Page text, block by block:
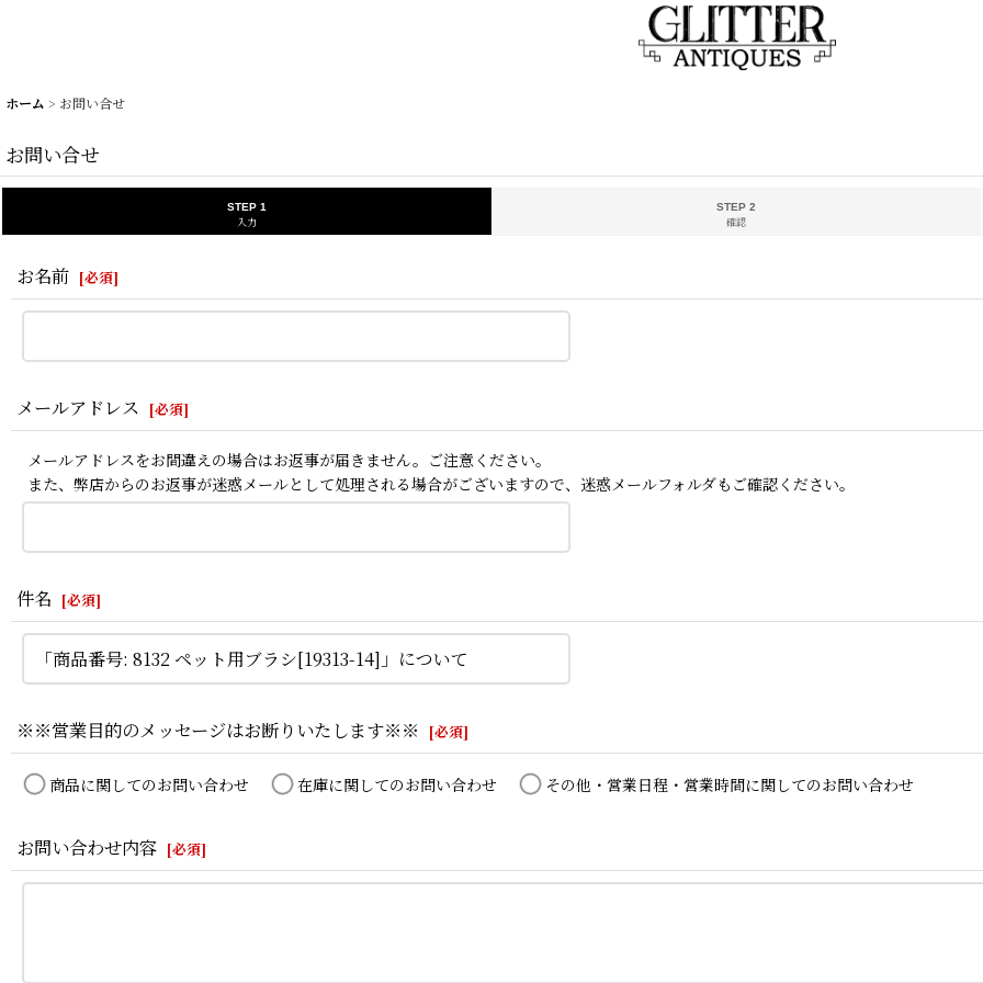
ホーム > お問い合せ
お問い合せ
STEP 1
入力
STEP 2
確認
お名前 [必須]
メールアドレス [必須]
メールアドレスをお間違えの場合はお返事が届きません。ご注意ください。
また、弊店からのお返事が迷惑メールとして処理される場合がございますので、迷惑メールフォルダもご確認ください。
件名 [必須]
※※営業目的のメッセージはお断りいたします※※ [必須]
商品に関してのお問い合わせ 在庫に関してのお問い合わせ その他・営業日程・営業時間に関してのお問い合わせ
お問い合わせ内容 [必須]